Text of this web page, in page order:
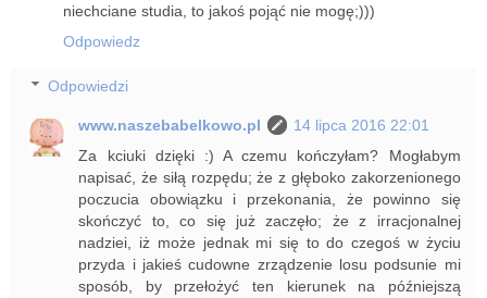
niechciane studia, to jakoś pojąć nie mogę;)))
Odpowiedz
Odpowiedzi
www.naszebabelkowo.pl
14 lipca 2016 22:01
Za kciuki dzięki :) A czemu kończyłam? Mogłabym
napisać, że siłą rozpędu; że z głęboko zakorzenionego
poczucia obowiązku i przekonania, że powinno się
skończyć to, co się już zaczęło; że z irracjonalnej
nadziei, iż może jednak mi się to do czegoś w życiu
przyda i jakieś cudowne zrządzenie losu podsunie mi
sposób, by przełożyć ten kierunek na późniejszą